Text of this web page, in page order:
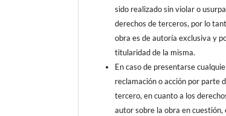
sido realizado sin violar o
derechos de terceros, por lo
obra es de autoría exclusiva y
titularidad de la misma.
En caso de presentarse
reclamación o acción por parte
tercero, en cuanto a los
autor sobre la obra en cuestión,